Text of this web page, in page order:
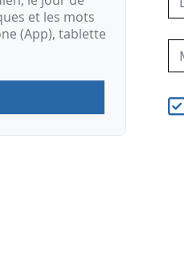
et les mots
(App), tablette